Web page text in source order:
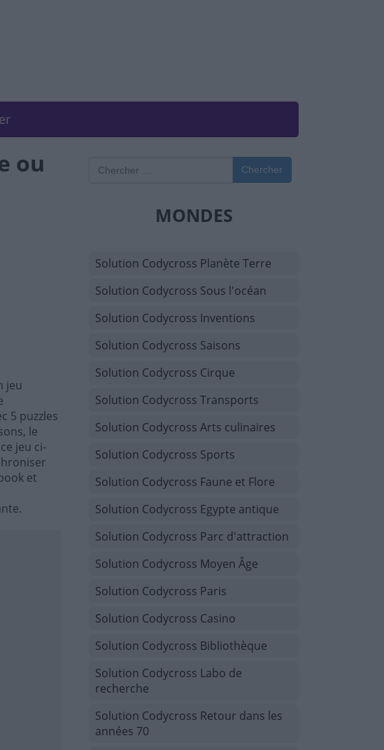
ou
jeu
5 puzzles
le
jeu ci-
et
Chercher
MONDES
Solution Codycross Planète Terre
Solution Codycross Sous l'océan
Solution Codycross Inventions
Solution Codycross Saisons
Solution Codycross Cirque
Solution Codycross Transports
Solution Codycross Arts culinaires
Solution Codycross Sports
Solution Codycross Faune et Flore
Solution Codycross Egypte antique
Solution Codycross Parc d'attraction
Solution Codycross Moyen Âge
Solution Codycross Paris
Solution Codycross Casino
Solution Codycross Bibliothèque
Solution Codycross Labo de
recherche
Solution Codycross Retour dans les
années 70